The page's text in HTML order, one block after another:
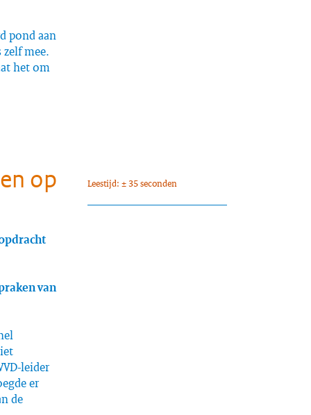
pond aan
zelf mee.
het om
Leestijd: ± 35 seconden
op
van
leider
er
de